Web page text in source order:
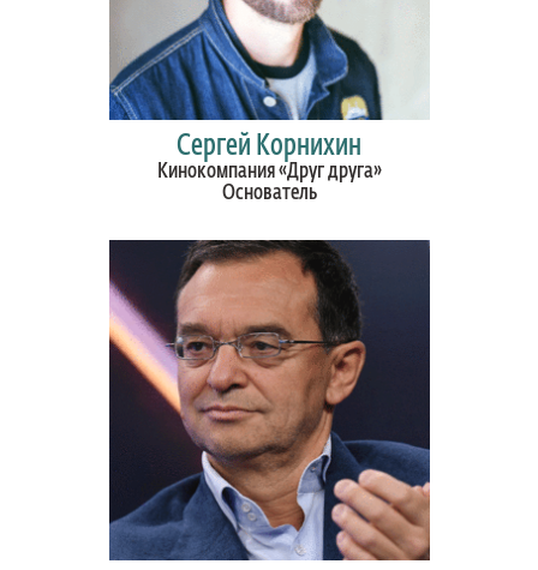
Сергей Корнихин
Кинокомпания «Друг друга»
Основатель